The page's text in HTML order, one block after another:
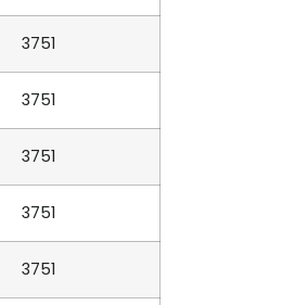
3751
3751
3751
3751
3751